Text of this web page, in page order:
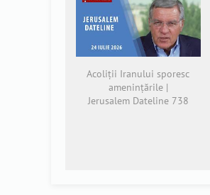
Acoliții Iranului sporesc
amenințările |
Jerusalem Dateline 738